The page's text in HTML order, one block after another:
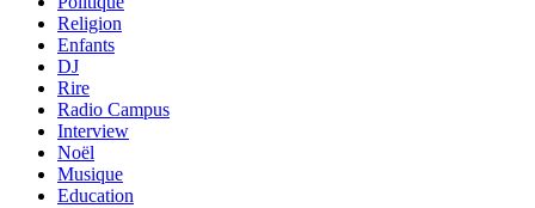
Religion
Enfants
DJ
Rire
Radio Campus
Interview
Noël
Musique
Education